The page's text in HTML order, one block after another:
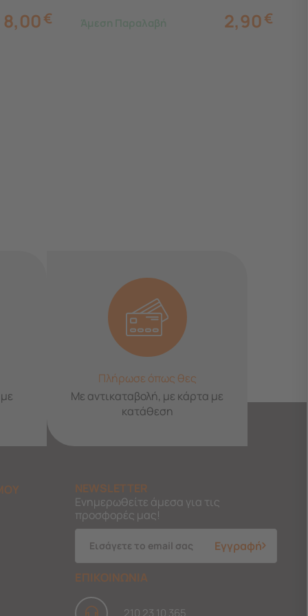
8,00€ Άμεση Παραλαβή 2,90€
Πλήρωσε όπως θες
Με αντικαταβολή, με κάρτα με
κατάθεση
NEWSLETTER
Ενημερωθείτε άμεσα για τις
προσφορές μας!
Εγγραφή
ΕΠΙΚΟΙΝΩΝΙΑ